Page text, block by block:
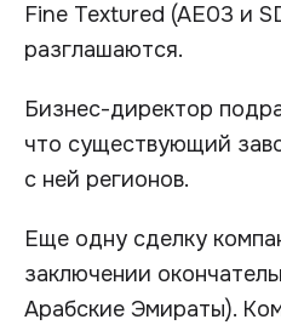
Fine Textured (AE03 и
разглашаются.
Бизнес-директор
что существующий
с ней регионов.
Еще одну сделку
заключении
Арабские Эмираты).